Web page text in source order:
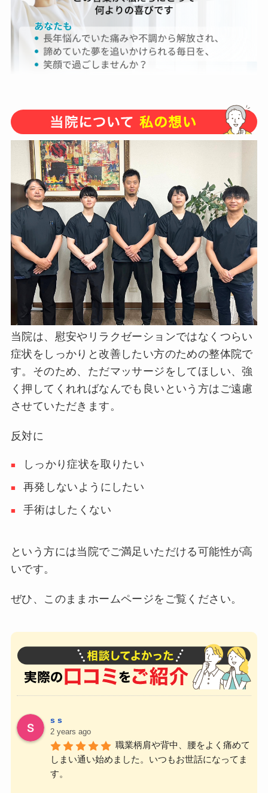
当院は、慰安やリラクゼーションではなくつらい
症状をしっかりと改善したい方のための整体院で
す。そのため、ただマッサージをしてほしい、強
く押してくれればなんでも良いという方はご遠慮
させていただきます。
反対に
しっかり症状を取りたい
再発しないようにしたい
手術はしたくない
という方には当院でご満足いただける可能性が高
いです。
ぜひ、このままホームページをご覧ください。
s s
2 years ago
職業柄肩や背中、腰をよく痛めて
しまい通い始めました。いつもお世話になってま
す。